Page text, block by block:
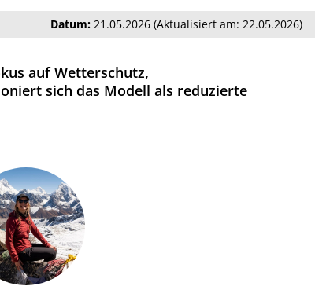
Datum: 21.05.2026 (Aktualisiert am: 22.05.2026)
auf Wetterschutz,
sich das Modell als reduzierte